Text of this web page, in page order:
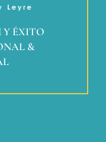
Y ÉXITO
&